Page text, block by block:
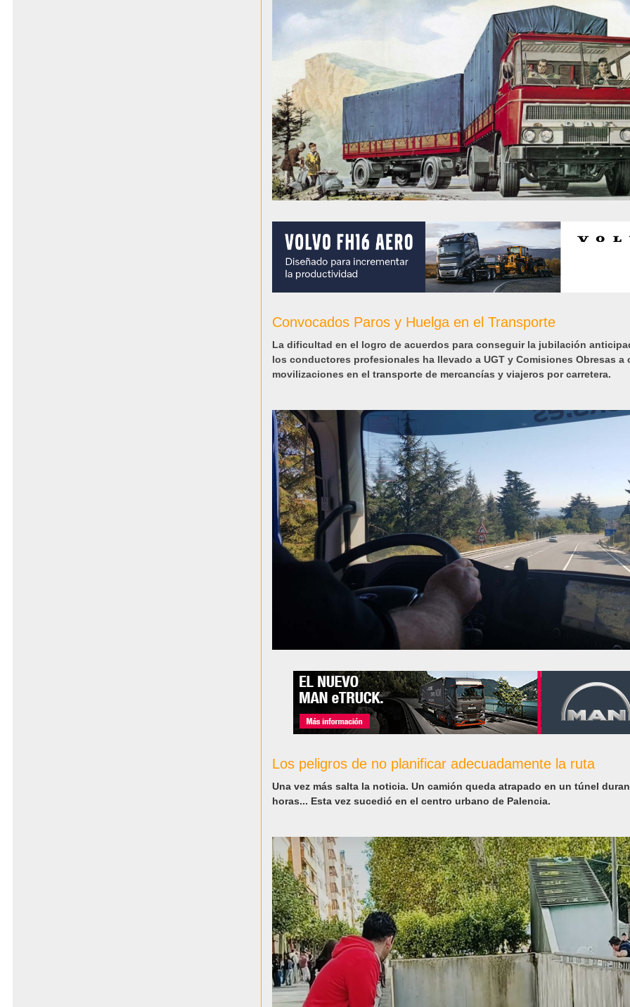
Convocados Paros y Huelga en el Transporte
La dificultad en el logro de acuerdos para conseguir la jubilación
los conductores profesionales ha llevado a UGT y Comisiones Obresas a
movilizaciones en el transporte de mercancías y viajeros por carretera.
Los peligros de no planificar adecuadamente la ruta
Una vez más salta la noticia. Un camión queda atrapado en un túnel
horas... Esta vez sucedió en el centro urbano de Palencia.